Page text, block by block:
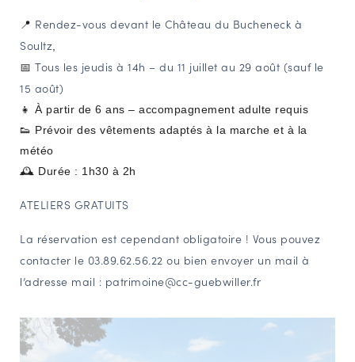
Amateurs d’histoire et de patrimoine
Responsables de structures
Étudiants & chercheurs
📍 Rendez-vous devant le Château du Bucheneck à
Soultz
📅 Tous les jeudis à 14h – du 11 juillet au 29 août (sauf le
15 août)
👧 À partir de 6 ans – accompagnement adulte requis
👟 Prévoir des vêtements adaptés à la marche et à la
météo
🕰️ Durée : 1h30 à 2h
ATELIERS GRATUITS
La réservation est cependant obligatoire ! Vous pouvez
contacter le 03.89.62.56.22 ou bien envoyer un mail à
l’adresse mail : patrimoine@cc-guebwiller.fr